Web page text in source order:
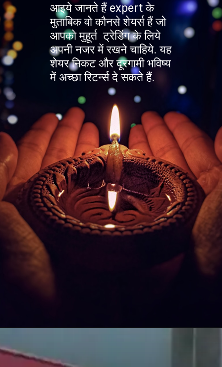
आइये जानते हैं expert के
मुताबिक वो कौनसे शेयर्स हैं जो
आपको मुहूर्त ट्रेडिंग के लिये
अपनी नजर में रखने चाहिये. यह
शेयर निकट और दूरगामी भविष्य
में अच्छा रिटर्न्स दे सकते हैं.